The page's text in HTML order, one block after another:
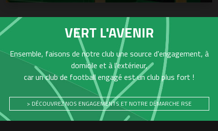
VERT L'AVENIR
Ensemble, faisons de notre club une source d'engagement, à
domicile et à l'extérieur,
car un club de football engagé est un club plus fort !
> DÉCOUVREZ NOS ENGAGEMENTS ET NOTRE DÉMARCHE RSE